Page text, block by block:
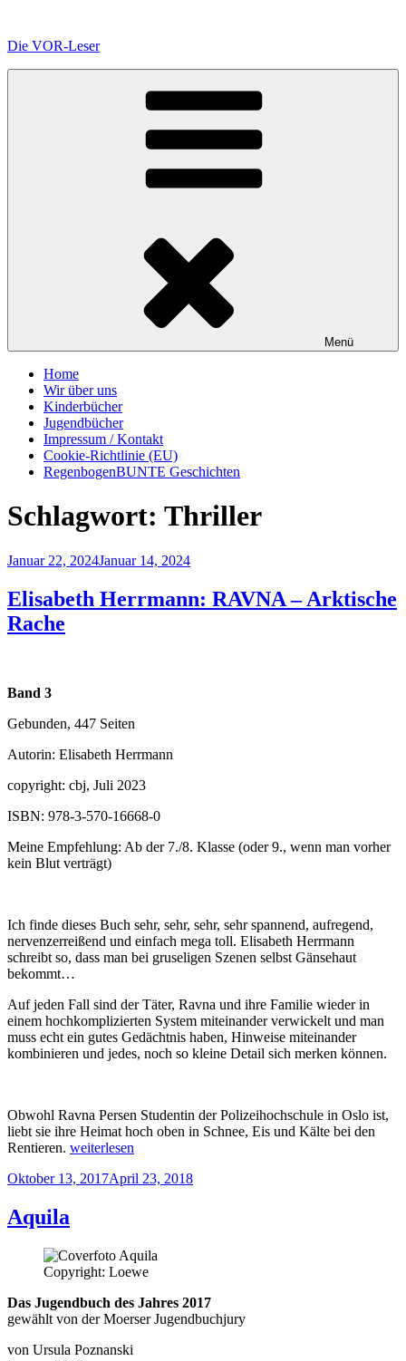
springen
Die VOR-Leser
Menü
Home
Wir über uns
Kinderbücher
Jugendbücher
Impressum / Kontakt
Cookie-Richtlinie (EU)
RegenbogenBUNTE Geschichten
Schlagwort: Thriller
Veröffentlicht
Januar 22, 2024Januar 14, 2024
Elisabeth Herrmann: RAVNA – Arktische
Rache
Band 3
Gebunden, 447 Seiten
Autorin: Elisabeth Herrmann
copyright: cbj, Juli 2023
ISBN: 978-3-570-16668-0
Meine Empfehlung: Ab der 7./8. Klasse (oder 9., wenn man vorher
kein Blut verträgt)
Ich finde dieses Buch sehr, sehr, sehr, sehr spannend, aufregend,
nervenzerreißend und einfach mega toll. Elisabeth Herrmann
schreibt so, dass man bei gruseligen Szenen selbst Gänsehaut
bekommt…
Auf jeden Fall sind der Täter, Ravna und ihre Familie wieder in
einem hochkomplizierten System miteinander verwickelt und man
muss echt ein gutes Gedächtnis haben, Hinweise miteinander
kombinieren und jedes, noch so kleine Detail sich merken können.
Obwohl Ravna Persen Studentin der Polizeihochschule in Oslo ist,
liebt sie ihre Heimat hoch oben in Schnee, Eis und Kälte bei den
Rentieren. „Elisabeth
RAVNA
Rache“
weiterlesen
Veröffentlicht
Oktober 13, 2017April 23, 2018
Aquila
Copyright: Loewe
Das Jugendbuch des Jahres 2017
gewählt von der Moerser Jugendbuchjury
von Ursula Poznanski